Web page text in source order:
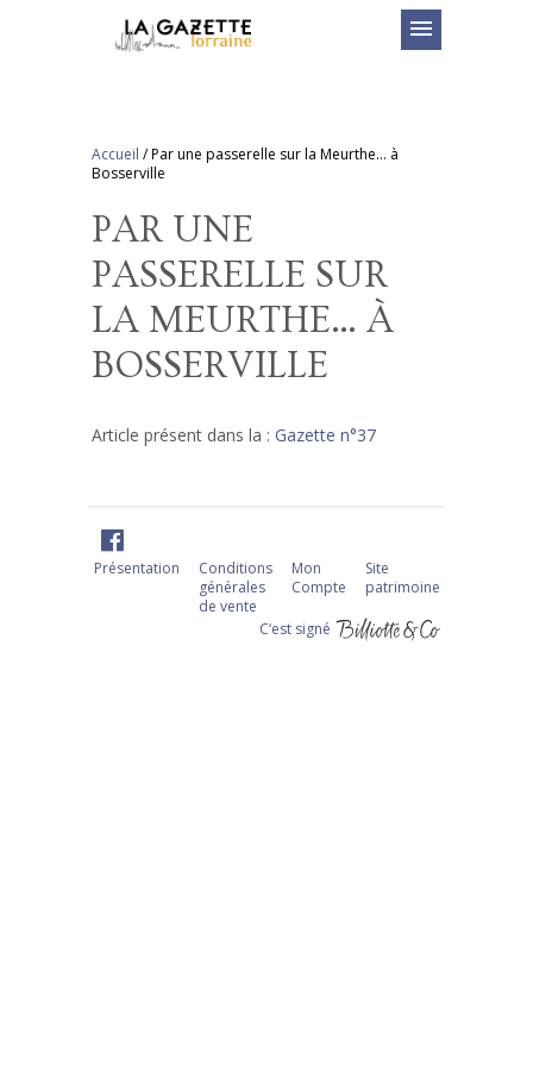
menu
Accueil /Par une passerelle sur la Meurthe… à
Bosserville
PAR UNE
PASSERELLE SUR
LA MEURTHE… À
BOSSERVILLE
Article présent dans la : Gazette n°37
Présentation
Conditions
générales
de vente
Mon
Compte
Site
patrimoine
C‘est signé